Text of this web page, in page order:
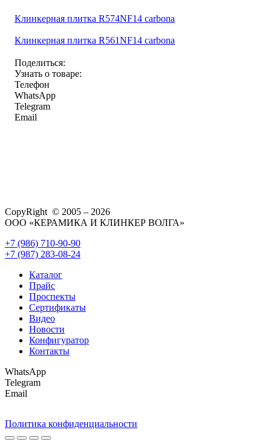
Клинкерная плитка R574NF14 carbona
Клинкерная плитка R561NF14 carbona
Поделиться:
Узнать о товаре:
Телефон
WhatsApp
Telegram
Email
CopyRight © 2005 – 2026
ООО «КЕРАМИКА И КЛИНКЕР ВОЛГА»
+7 (986) 710-90-90
+7 (987) 283-08-24
Каталог
Прайс
Проспекты
Сертификаты
Видео
Новости
Конфигуратор
Контакты
WhatsApp
Telegram
Email
Политика конфиденциальности